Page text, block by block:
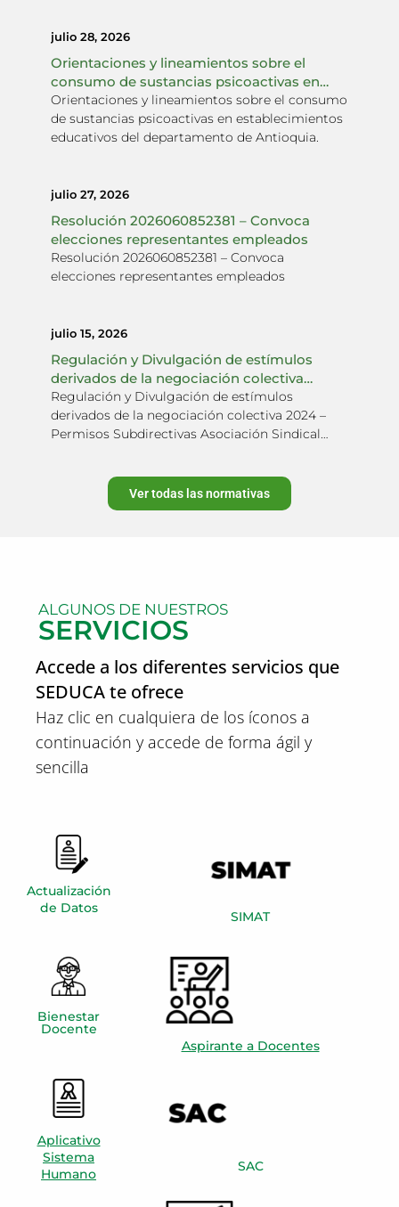
Orientaciones y lineamientos sobre el
consumo de sustancias psicoactivas en
establecimientos educativos del
departamento de Antioquia
julio 28, 2026
Orientaciones y lineamientos sobre el consumo
de sustancias psicoactivas en establecimientos
educativos del departamento de Antioquia.
Resolución 2026060852381 – Convoca
elecciones representantes empleados
julio 27, 2026
Resolución 2026060852381 – Convoca
elecciones representantes empleados
Regulación y Divulgación de estímulos
derivados de la negociación colectiva
2024 – Permisos Subdirectivas Asociación
Sindical Adida
julio 15, 2026
Regulación y Divulgación de estímulos
derivados de la negociación colectiva 2024 –
Permisos Subdirectivas Asociación Sindical
Ver todas las normativas
ALGUNOS DE NUESTROS
SERVICIOS
Accede a los diferentes servicios que
SEDUCA te ofrece
Haz clic en cualquiera de los íconos a
continuación y accede de forma ágil y
sencilla
Actualización
de Datos
SIMAT
Bienestar
Docente
Aspirante a Docentes
Aplicativo
Sistema
Humano
SAC